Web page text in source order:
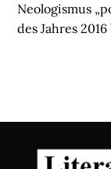
Neologismus
des Jahres